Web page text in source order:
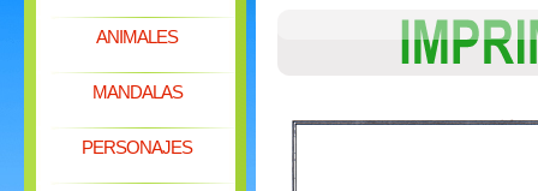
ANIMALES
MANDALAS
PERSONAJES